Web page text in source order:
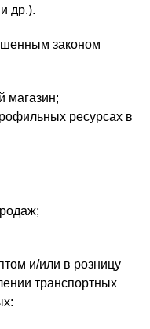
др.).
законом
магазин;
ресурсах в
и/или в розницу
транспортных